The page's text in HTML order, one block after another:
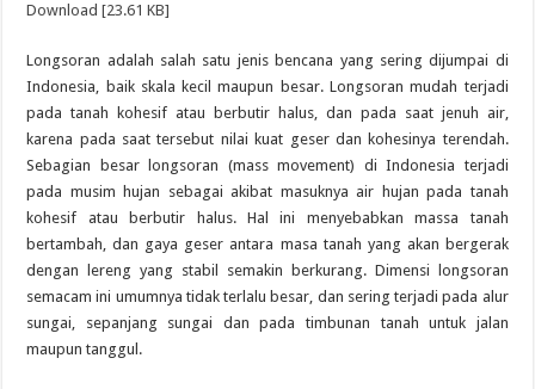
Download [23.61 KB]
Longsoran adalah salah satu jenis bencana yang sering dijumpai di
Indonesia, baik skala kecil maupun besar. Longsoran mudah terjadi
pada tanah kohesif atau berbutir halus, dan pada saat jenuh air,
karena pada saat tersebut nilai kuat geser dan kohesinya terendah.
Sebagian besar longsoran (mass movement) di Indonesia terjadi
pada musim hujan sebagai akibat masuknya air hujan pada tanah
kohesif atau berbutir halus. Hal ini menyebabkan massa tanah
bertambah, dan gaya geser antara masa tanah yang akan bergerak
dengan lereng yang stabil semakin berkurang. Dimensi longsoran
semacam ini umumnya tidak terlalu besar, dan sering terjadi pada alur
sungai, sepanjang sungai dan pada timbunan tanah untuk jalan
maupun tanggul.